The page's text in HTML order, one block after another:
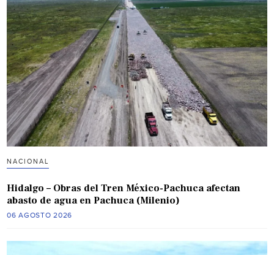
NACIONAL
Hidalgo – Obras del Tren México-Pachuca afectan
abasto de agua en Pachuca (Milenio)
06 AGOSTO 2026